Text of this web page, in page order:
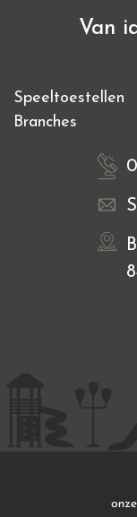
Van
Speeltoestellen
Branches